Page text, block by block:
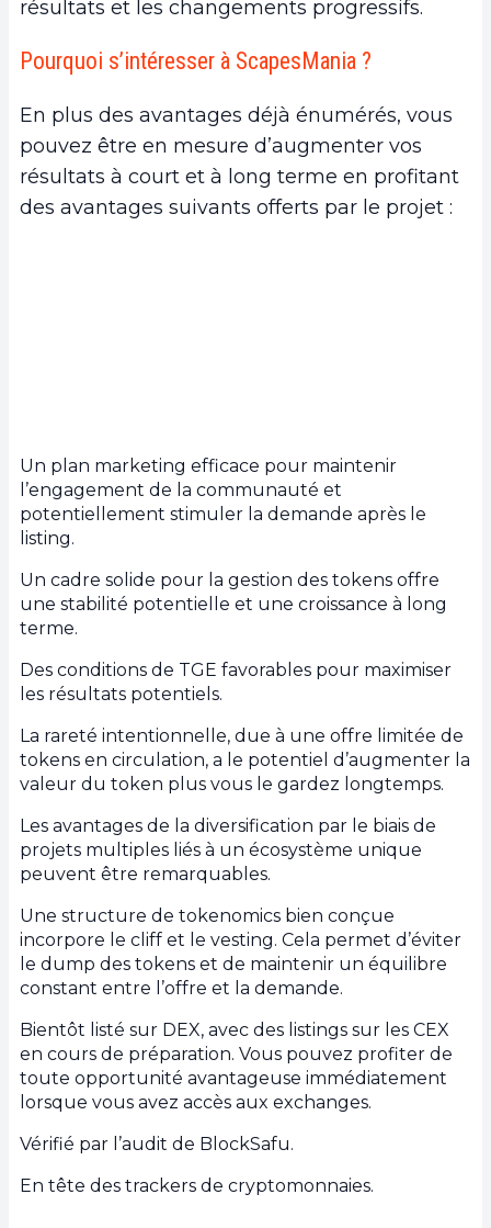
résultats et les changements progressifs.
Pourquoi s’intéresser à ScapesMania ?
En plus des avantages déjà énumérés, vous
pouvez être en mesure d’augmenter vos
résultats à court et à long terme en profitant
des avantages suivants offerts par le projet :
Un plan marketing efficace pour maintenir
l’engagement de la communauté et
potentiellement stimuler la demande après le
listing.
Un cadre solide pour la gestion des tokens offre
une stabilité potentielle et une croissance à long
terme.
Des conditions de TGE favorables pour maximiser
les résultats potentiels.
La rareté intentionnelle, due à une offre limitée de
tokens en circulation, a le potentiel d’augmenter la
valeur du token plus vous le gardez longtemps.
Les avantages de la diversification par le biais de
projets multiples liés à un écosystème unique
peuvent être remarquables.
Une structure de tokenomics bien conçue
incorpore le cliff et le vesting. Cela permet d’éviter
le dump des tokens et de maintenir un équilibre
constant entre l’offre et la demande.
Bientôt listé sur DEX, avec des listings sur les CEX
en cours de préparation. Vous pouvez profiter de
toute opportunité avantageuse immédiatement
lorsque vous avez accès aux exchanges.
Vérifié par l’audit de BlockSafu.
En tête des trackers de cryptomonnaies.